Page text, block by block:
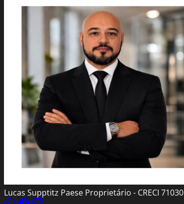
Lucas Supptitz Paese Proprietário - CRECI 71030